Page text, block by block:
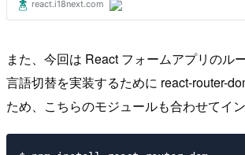
また、今回は React フォームアプリのル
言語切替を実装するために react-router-
ため、こちらのモジュールも合わせてイ